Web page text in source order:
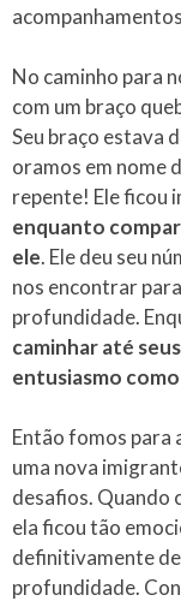
No caminho para
com um braço
Seu braço estava
oramos em nome
repente! Ele ficou
enquanto
ele. Ele deu seu
nos encontrar
profundidade.
caminhar até
entusiasmo
Então fomos para
uma nova
desafios. Quando
ela ficou tão
definitivamente
profundidade.